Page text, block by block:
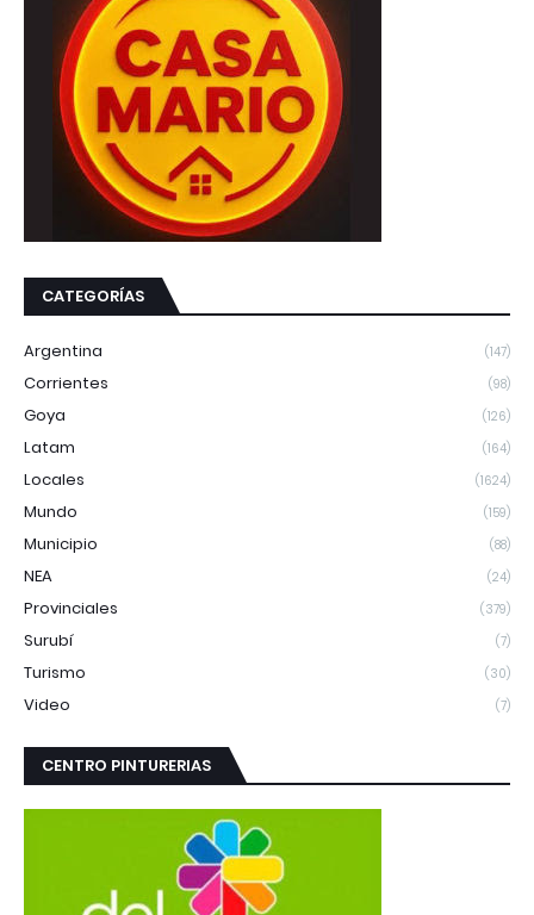
CATEGORÍAS
Argentina (147)
Corrientes (98)
Goya (126)
Latam (164)
Locales (1624)
Mundo (159)
Municipio (88)
NEA (24)
Provinciales (379)
Surubí (7)
Turismo (30)
Video (7)
CENTRO PINTURERIAS